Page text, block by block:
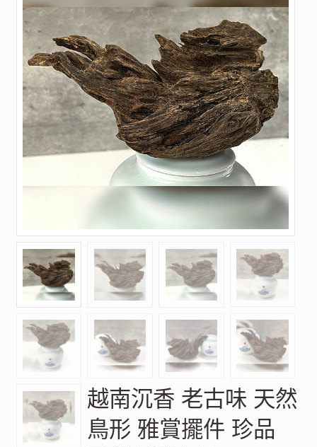
越南沉香 老古味 天然
鳥形 雅賞擺件 珍品